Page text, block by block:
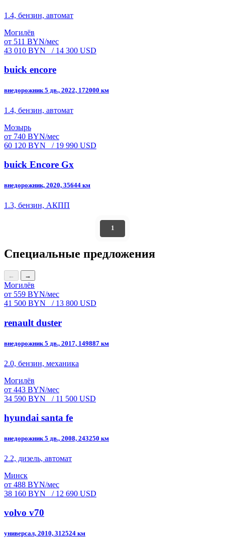
1.4, бензин, автомат
Могилёв
от 511 BYN/мес
43 010 BYN
/ 14 300 USD
buick encore
внедорожник 5 дв., 2022, 172000 км
1.4, бензин, автомат
Мозырь
от 740 BYN/мес
60 120 BYN
/ 19 990 USD
buick Encore Gx
внедорожник, 2020, 35644 км
1.3, бензин, АКПП
1
Специальные предложения
← →
Могилёв
от 559 BYN/мес
41 500 BYN
/ 13 800 USD
renault duster
внедорожник 5 дв., 2017, 149887 км
2.0, бензин, механика
Могилёв
от 443 BYN/мес
34 590 BYN
/ 11 500 USD
hyundai santa fe
внедорожник 5 дв., 2008, 243250 км
2.2, дизель, автомат
Минск
от 488 BYN/мес
38 160 BYN
/ 12 690 USD
volvo v70
универсал, 2010, 312524 км